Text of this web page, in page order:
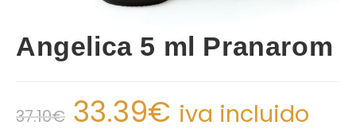
Angelica 5 ml Pranarom
37.10€ 33.39€ iva incluido